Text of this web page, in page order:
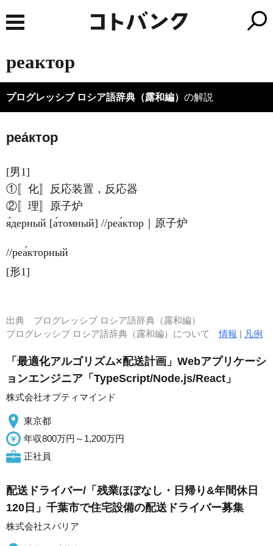
реактор
プログレッシブ ロシア語辞典（露和編） の解説
реа́ктор
[男1]
①〚化〛反応装置，反応器
②〚理〛原子炉
я́дерный [а́томный] //реа́ктор｜原子炉
//реа́кторный
[形1]
出典 プログレッシブ ロシア語辞典（露和編）
プログレッシブ ロシア語辞典（露和編）について情報 | 凡例
「最適化アルゴリズム×配送計画」Webアプリケーシ
ョンエンジニア「TypeScript/Node.js/React」
株式会社オプティマインド
東京都
年収800万円～1,200万円
正社員
配送ドライバー/「残業ほぼなし・日帰り&年間休日
120日」千葉市で住宅設備の配送ドライバー募集
株式会社スパリア